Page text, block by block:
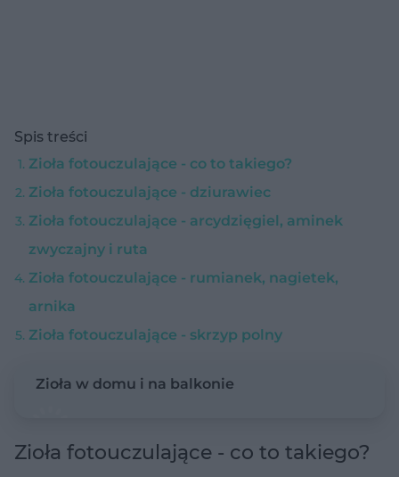
Spis treści
Zioła fotouczulające - co to takiego?
Zioła fotouczulające - dziurawiec
Zioła fotouczulające - arcydzięgiel, aminek
zwyczajny i ruta
Zioła fotouczulające - rumianek, nagietek,
arnika
Zioła fotouczulające - skrzyp polny
Zioła w domu i na balkonie
Zioła fotouczulające - co to takiego?